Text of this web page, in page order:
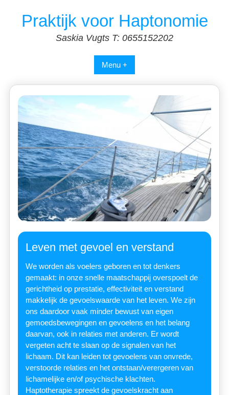
Praktijk voor Haptonomie
Saskia Vugts T: 0655152202
Menu +
Leven met gevoel en verstand
We worden als voelers geboren en tot denkers
gemaakt: in onze snelle maatschappij overspoelt de
gerichtheid op prestatie, effectiviteit en verstand
makkelijk de gevoelswaarde van het leven. We zijn
ons daardoor vaak minder bewust van eigen
gemoedsbewegingen en gevoelens en het belang
daarvan, ook in relaties met anderen. Er wordt
vergeten acht te slaan op de signalen van het
lichaam. Dit kan leiden tot gevoelens van onvrede,
verstoorde relaties en het ontstaan/verergeren van
lichamelijke en/of psychische klachten.
Haptotherapie spreekt de gevoelskracht aan